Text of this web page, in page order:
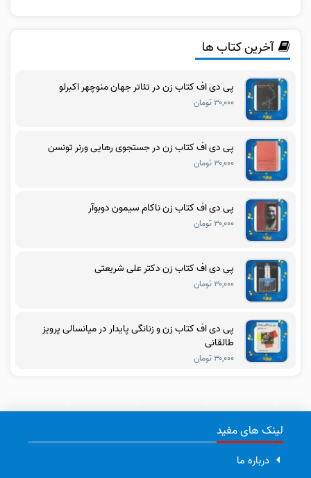
آخرین کتاب ها
پی دی اف کتاب زن در تئاتر جهان منوچهر اکبرلو
۳۰,۰۰۰ تومان
پی دی اف کتاب زن در جستجوی رهایی ورنر تونسن
۳۰,۰۰۰ تومان
پی دی اف کتاب زن ناکام سیمون دوبوآر
۳۰,۰۰۰ تومان
پی دی اف کتاب زن دکتر علی شریعتی
۳۰,۰۰۰ تومان
پی دی اف کتاب زن و زنانگی پایدار در میانسالی پرویز
طالقانی
۳۰,۰۰۰ تومان
لینک های مفید
درباره ما